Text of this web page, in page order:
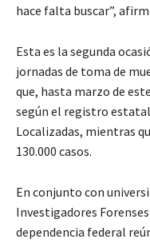
hace falta buscar”,
Esta es la segunda
jornadas de toma de
que, hasta marzo de
según el registro estatal
Localizadas, mientras
130.000 casos.
En conjunto con
Investigadores
dependencia federal